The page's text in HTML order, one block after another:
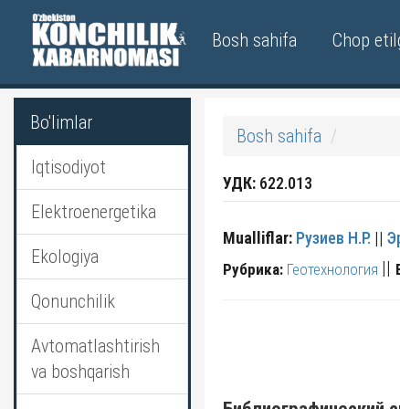
Bosh sahifa Chop
Bo'limlar
Iqtisodiyot
Elektroenergetika
Ekologiya
Qonunchilik
Avtomatlashtirish
va boshqarish
Bosh sahifa
УДК: 622.013
Mualliflar: Рузиев Н.Р. ||
Рубрика: Геотехнология ||